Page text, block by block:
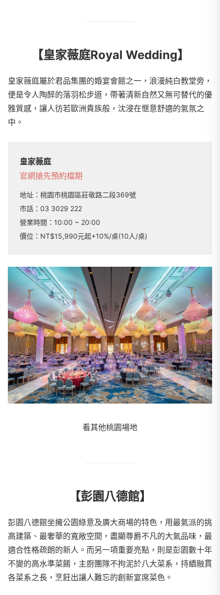
【皇家薇庭Royal Wedding】
皇家薇庭屬於君品集團的婚宴會館之一，浪漫純白教堂旁，
便是令人陶醉的落羽松步道，帶著清新自然又無可替代的優
雅質感，讓人彷若歐洲貴族般，沈浸在愜意舒適的氣氛之
中。
皇家薇庭
官網搶先預約檔期
地址： 桃園市桃園區莊敬路二段369號
市話： 03 3029 222
營業時間： 10:00 ~ 20:00
價位：NT$15,990元起+10%/桌(10人/桌)
看其他桃園場地
【彭園八德館】
彭園八德館坐擁公園綠意及廣大商場的特色，用最氣派的挑
高建築、最奢華的寬敞空間，盡顯尊爵不凡的大氣品味，最
適合性格疏朗的新人。而另一項重要亮點，則是彭園數十年
不變的高水準菜餚，主廚團隊不拘泥於八大菜系，持續融貫
各菜系之長，烹飪出讓人難忘的創新宴席菜色。